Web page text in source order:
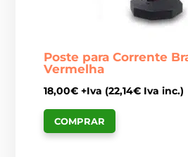
Poste para Corrente
Vermelha
18,00€ +Iva (22,14€ Iva inc.)
COMPRAR